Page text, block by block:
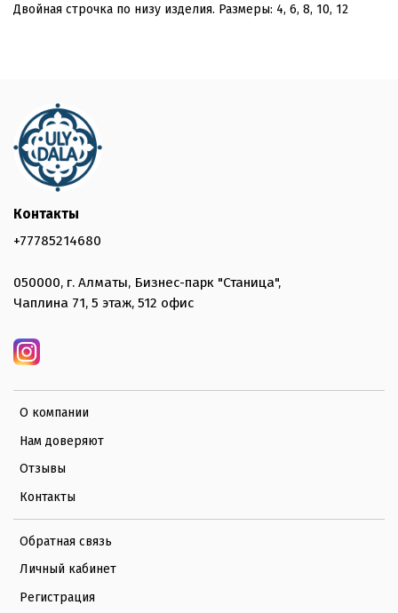
Двойная строчка по низу изделия. Размеры: 4, 6, 8, 10, 12
О компании
Нам доверяют
Отзывы
Контакты
Обратная связь
Личный кабинет
Регистрация
Контакты
+77785214680
050000, г. Алматы, Бизнес-парк "Станица",
Чаплина 71, 5 этаж, 512 офис